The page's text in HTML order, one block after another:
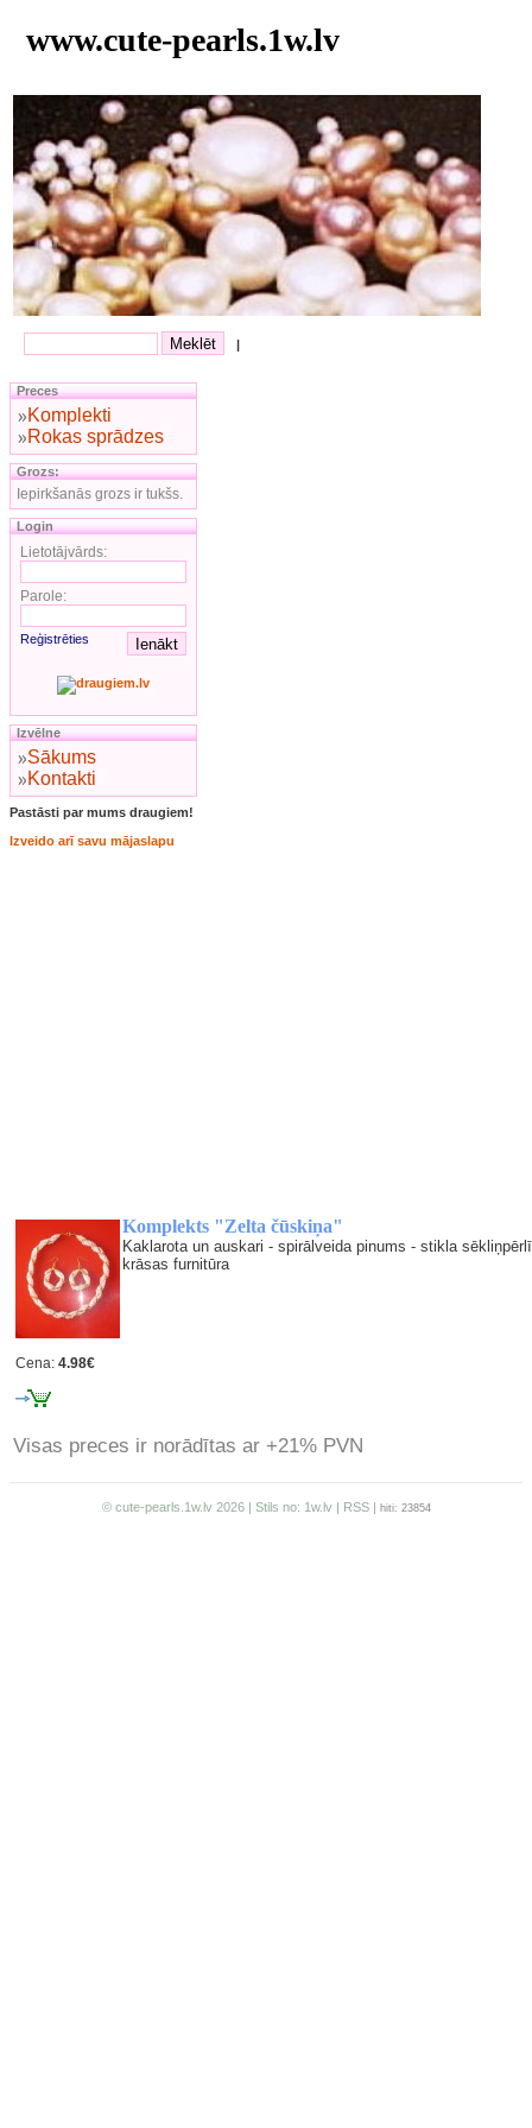
www.cute-pearls.1w.lv
|
Preces
Komplekti
Rokas sprādzes
Grozs:
Iepirkšanās grozs ir tukšs.
Login
Lietotājvārds:
Parole:
Reģistrēties
Izvēlne
Sākums
Kontakti
Pastāsti par mums draugiem!
Izveido arī savu mājaslapu
Cena: 4.98€
Komplekts "Zelta čūskiņa"
Kaklarota un auskari - spirālveida pinums - stikla
krāsas furnitūra
Visas preces ir norādītas ar +21% PVN
© cute-pearls.1w.lv 2026 | Stils no: 1w.lv| RSS| hiti: 23854